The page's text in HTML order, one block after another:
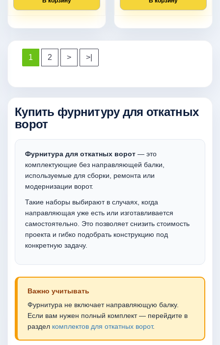
1 2 > >|
Купить фурнитуру для откатных
ворот
Фурнитура для откатных ворот — это
комплектующие без направляющей балки,
используемые для сборки, ремонта или
модернизации ворот.
Такие наборы выбирают в случаях, когда
направляющая уже есть или изготавливается
самостоятельно. Это позволяет снизить стоимость
проекта и гибко подобрать конструкцию под
конкретную задачу.
Важно учитывать
Фурнитура не включает направляющую балку.
Если вам нужен полный комплект — перейдите в
раздел комплектов для откатных ворот.